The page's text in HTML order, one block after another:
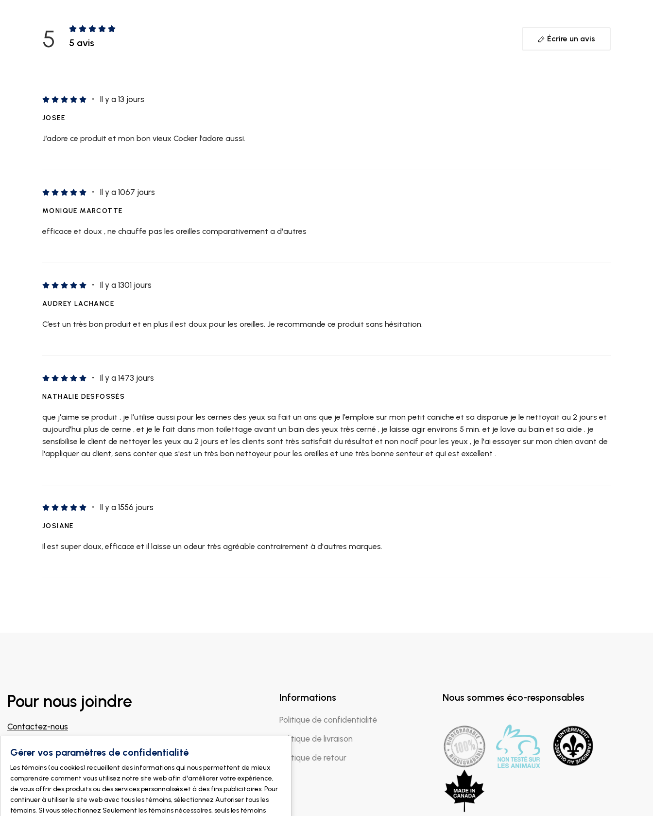
5 5 avis Écrire un avis
Il y a 13 jours
JOSEE
J’adore ce produit et mon bon vieux Cocker l’adore aussi.
Il y a 1067 jours
MONIQUE MARCOTTE
efficace et doux , ne chauffe pas les oreilles comparativement a d'autres
Il y a 1301 jours
AUDREY LACHANCE
C’est un très bon produit et en plus il est doux pour les oreilles. Je recommande ce produit sans hésitation.
Il y a 1473 jours
NATHALIE DESFOSSÉS
que j'aime se produit , je l'utilise aussi pour les cernes des yeux sa fait un ans que je l'emploie sur mon petit caniche et sa disparue je le nettoyait au 2 jours et
aujourd'hui plus de cerne , et je le fait dans mon toilettage avant un bain des yeux très cerné , je laisse agir environs 5 min. et je lave au bain et sa aide . je
sensibilise le client de nettoyer les yeux au 2 jours et les clients sont très satisfait du résultat et non nocif pour les yeux , je l'ai essayer sur mon chien avant de
l'appliquer au client, sens conter que s'est un très bon nettoyeur pour les oreilles et une très bonne senteur et qui est excellent .
Il y a 1556 jours
JOSIANE
Il est super doux, efficace et il laisse un odeur très agréable contrairement à d'autres marques.
Pour nous joindre
Contactez-nous
info@dogmanature.com
Joignez notre groupe Facebook pour
professionnels !
Trouver un magasin
Informations
Politique de confidentialité
Politique de livraison
Politique de retour
Nous sommes éco-responsables
Gérer vos paramètres de confidentialité
Les témoins (ou cookies) recueillent des informations qui nous permettent de mieux
comprendre comment vous utilisez notre site web afin d'améliorer votre expérience,
de vous offrir des produits ou des services personnalisés et à des fins publicitaires. Pour
continuer à utiliser le site web avec tous les témoins, sélectionnez Autoriser tous les
témoins. Si vous sélectionnez Seulement les témoins nécessaires, seuls les témoins